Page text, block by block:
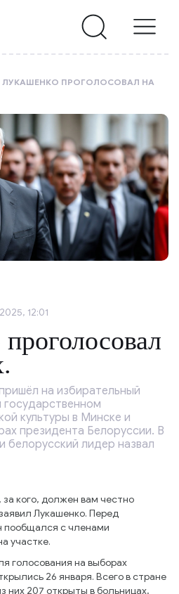
ЛУКАШЕНКО ПРОГОЛОСОВАЛ НА
12:01
на избирательный
государственном
культуры в Минске и
президента Белоруссии. В
белорусский лидер назвал
кого, должен вам честно
Лукашенко. Перед
пообщался с членами
участке.
голосования на выборах
26 января. Всего в стране
них 207 открыты в больницах,